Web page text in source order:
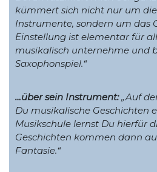
kümmert sich nicht nur um
Instrumente, sondern um das
Einstellung ist elementar für
musikalisch unternehme und
Saxophonspiel.“
…über sein Instrument:„Auf
Du musikalische Geschichten
Musikschule lernst Du hierfür
Geschichten kommen dann
Fantasie.“